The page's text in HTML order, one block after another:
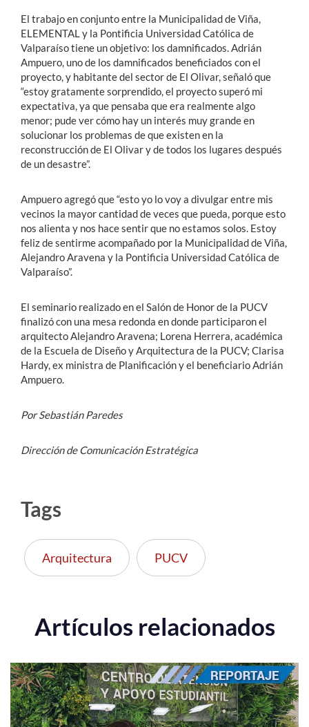
El trabajo en conjunto entre la Municipalidad de Viña,
ELEMENTAL y la Pontificia Universidad Católica de
Valparaíso tiene un objetivo: los damnificados. Adrián
Ampuero, uno de los damnificados beneficiados con el
proyecto, y habitante del sector de El Olivar, señaló que
“estoy gratamente sorprendido, el proyecto superó mi
expectativa, ya que pensaba que era realmente algo
menor; pude ver cómo hay un interés muy grande en
solucionar los problemas de que existen en la
reconstrucción de El Olivar y de todos los lugares después
de un desastre”.
Ampuero agregó que “esto yo lo voy a divulgar entre mis
vecinos la mayor cantidad de veces que pueda, porque esto
nos alienta y nos hace sentir que no estamos solos. Estoy
feliz de sentirme acompañado por la Municipalidad de Viña,
Alejandro Aravena y la Pontificia Universidad Católica de
Valparaíso”.
El seminario realizado en el Salón de Honor de la PUCV
finalizó con una mesa redonda en donde participaron el
arquitecto Alejandro Aravena; Lorena Herrera, académica
de la Escuela de Diseño y Arquitectura de la PUCV; Clarisa
Hardy, ex ministra de Planificación y el beneficiario Adrián
Ampuero.
Por Sebastián Paredes
Dirección de Comunicación Estratégica
Tags
Arquitectura PUCV
Artículos relacionados